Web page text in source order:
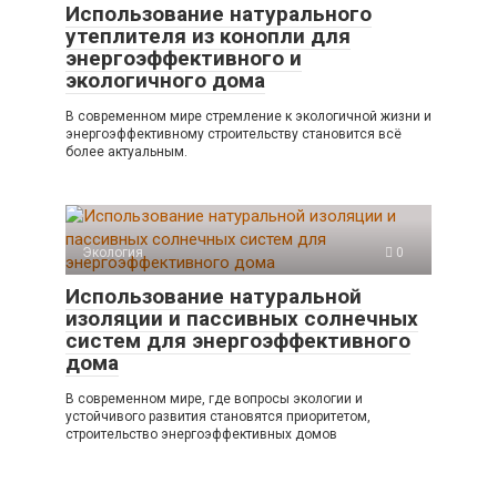
Использование натурального
утеплителя из конопли для
энергоэффективного и
экологичного дома
В современном мире стремление к экологичной жизни и
энергоэффективному строительству становится всё
более актуальным.
Экология 0
Использование натуральной
изоляции и пассивных солнечных
систем для энергоэффективного
дома
В современном мире, где вопросы экологии и
устойчивого развития становятся приоритетом,
строительство энергоэффективных домов